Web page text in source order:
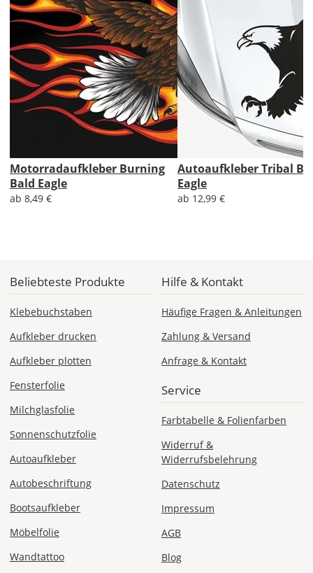
1,99 EUR
ohne
Produktionsaufschlag
Versandkosten 1,99
EUR
Priority
Deutschland
Do., 13.08. -
Mo., 17.08.
Express
Mo., 10.08. -
ab 24,98
ab 9,99 EUR*
*
Abhängig
Bestellwert:
genauen
Motorradaufkleber Burning
Bald Eagle
ab 8,49 €
Autoaufkleber Tribal
Eagle
ab 12,99 €
Beliebteste Produkte
Klebebuchstaben
Aufkleber drucken
Aufkleber plotten
Fensterfolie
Milchglasfolie
Sonnenschutzfolie
Autoaufkleber
Autobeschriftung
Bootsaufkleber
Möbelfolie
Wandtattoo
Hilfe & Kontakt
Häufige Fragen & Anleitungen
Zahlung & Versand
Anfrage & Kontakt
Service
Farbtabelle & Folienfarben
Widerruf &
Widerrufsbelehrung
Datenschutz
Impressum
AGB
Blog